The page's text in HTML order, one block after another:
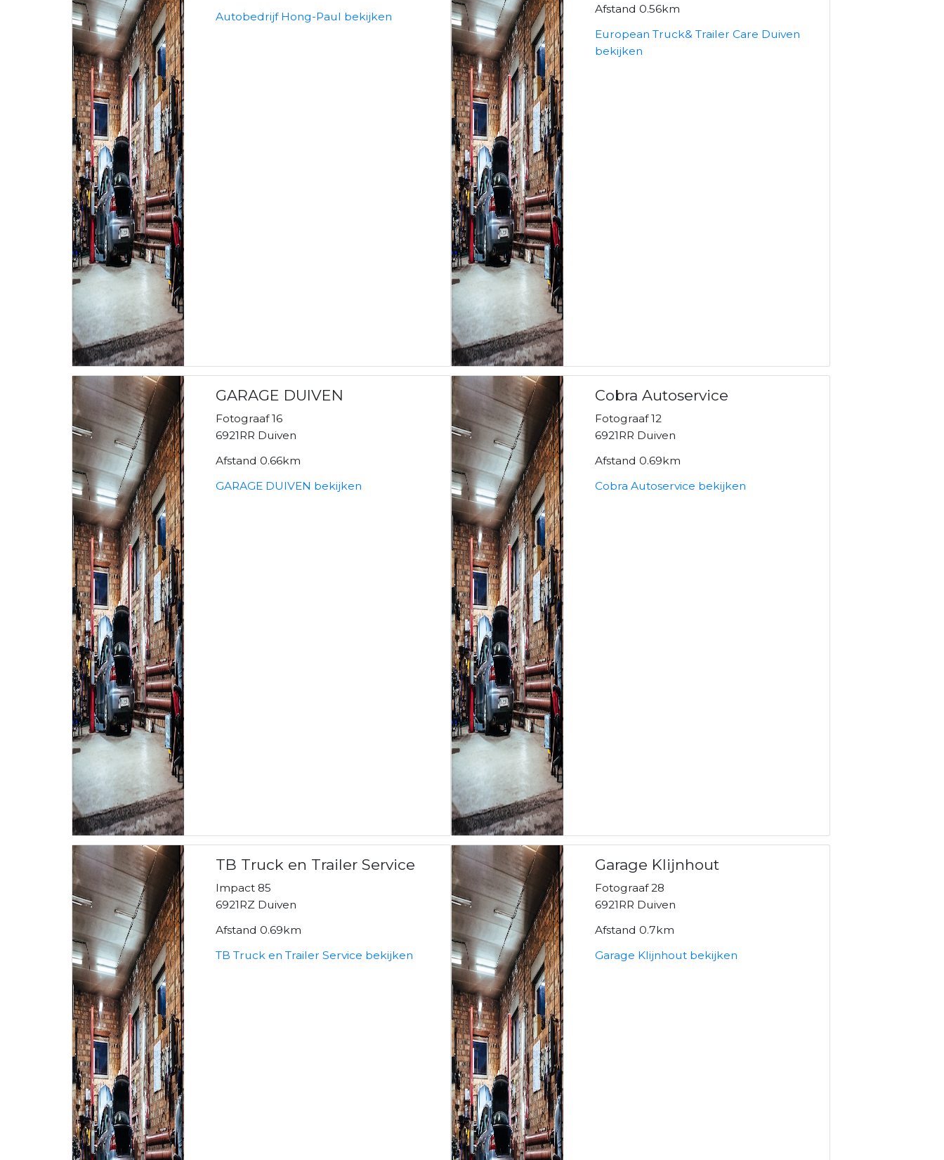
Autobedrijf Hong-Paul bekijken
Afstand 0.56km
European Truck& Trailer Care Duiven
bekijken
GARAGE DUIVEN
Fotograaf 16
6921RR Duiven
Afstand 0.66km
GARAGE DUIVEN bekijken
Cobra Autoservice
Fotograaf 12
6921RR Duiven
Afstand 0.69km
Cobra Autoservice bekijken
TB Truck en Trailer Service
Impact 85
6921RZ Duiven
Afstand 0.69km
TB Truck en Trailer Service bekijken
Garage Klijnhout
Fotograaf 28
6921RR Duiven
Afstand 0.7km
Garage Klijnhout bekijken